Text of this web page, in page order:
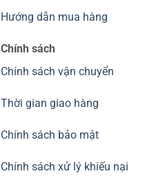
Hướng dẫn mua hàng
Chính sách
Chính sách vận chuyển
Thời gian giao hàng
Chính sách bảo mật
Chính sách xử lý khiếu nại